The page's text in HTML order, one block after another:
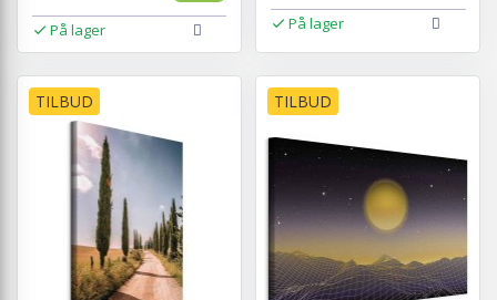
På lager På lager
TILBUD TILBUD